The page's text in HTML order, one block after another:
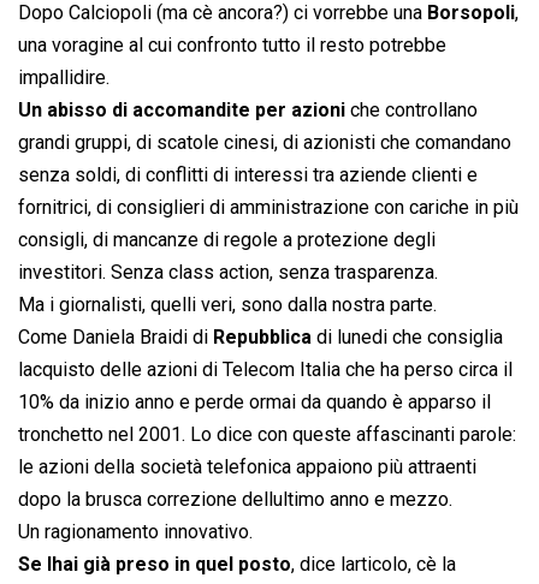
Dopo Calciopoli (ma cè ancora?) ci vorrebbe una Borsopoli,
una voragine al cui confronto tutto il resto potrebbe
impallidire.
Un abisso di accomandite per azioni che controllano
grandi gruppi, di scatole cinesi, di azionisti che comandano
senza soldi, di conflitti di interessi tra aziende clienti e
fornitrici, di consiglieri di amministrazione con cariche in più
consigli, di mancanze di regole a protezione degli
investitori. Senza class action, senza trasparenza.
Ma i giornalisti, quelli veri, sono dalla nostra parte.
Come Daniela Braidi di Repubblica di lunedi che consiglia
lacquisto delle azioni di Telecom Italia che ha perso circa il
10% da inizio anno e perde ormai da quando è apparso il
tronchetto nel 2001. Lo dice con queste affascinanti parole:
le azioni della società telefonica appaiono più attraenti
dopo la brusca correzione dellultimo anno e mezzo.
Un ragionamento innovativo.
Se lhai già preso in quel posto, dice larticolo, cè la